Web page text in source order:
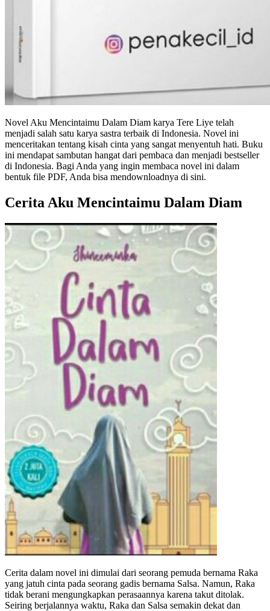
Novel Aku Mencintaimu Dalam Diam karya Tere Liye telah
menjadi salah satu karya sastra terbaik di Indonesia. Novel ini
menceritakan tentang kisah cinta yang sangat menyentuh hati. Buku
ini mendapat sambutan hangat dari pembaca dan menjadi bestseller
di Indonesia. Bagi Anda yang ingin membaca novel ini dalam
bentuk file PDF, Anda bisa mendownloadnya di sini.
Cerita Aku Mencintaimu Dalam Diam
Cerita dalam novel ini dimulai dari seorang pemuda bernama Raka
yang jatuh cinta pada seorang gadis bernama Salsa. Namun, Raka
tidak berani mengungkapkan perasaannya karena takut ditolak.
Seiring berjalannya waktu, Raka dan Salsa semakin dekat dan